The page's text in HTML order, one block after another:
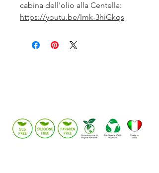
cabina dell'olio alla Centella:
https://youtu.be/lmk-3hiGkqs